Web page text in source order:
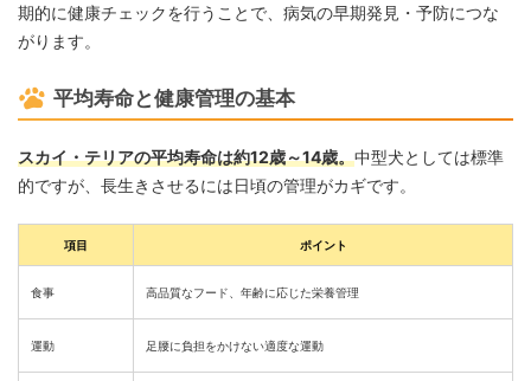
期的に健康チェックを行うことで、病気の早期発見・予防につな
がります。
平均寿命と健康管理の基本
スカイ・テリアの平均寿命は約12歳～14歳。中型犬としては標準
的ですが、長生きさせるには日頃の管理がカギです。
項目 ポイント
食事 高品質なフード、年齢に応じた栄養管理
運動 足腰に負担をかけない適度な運動